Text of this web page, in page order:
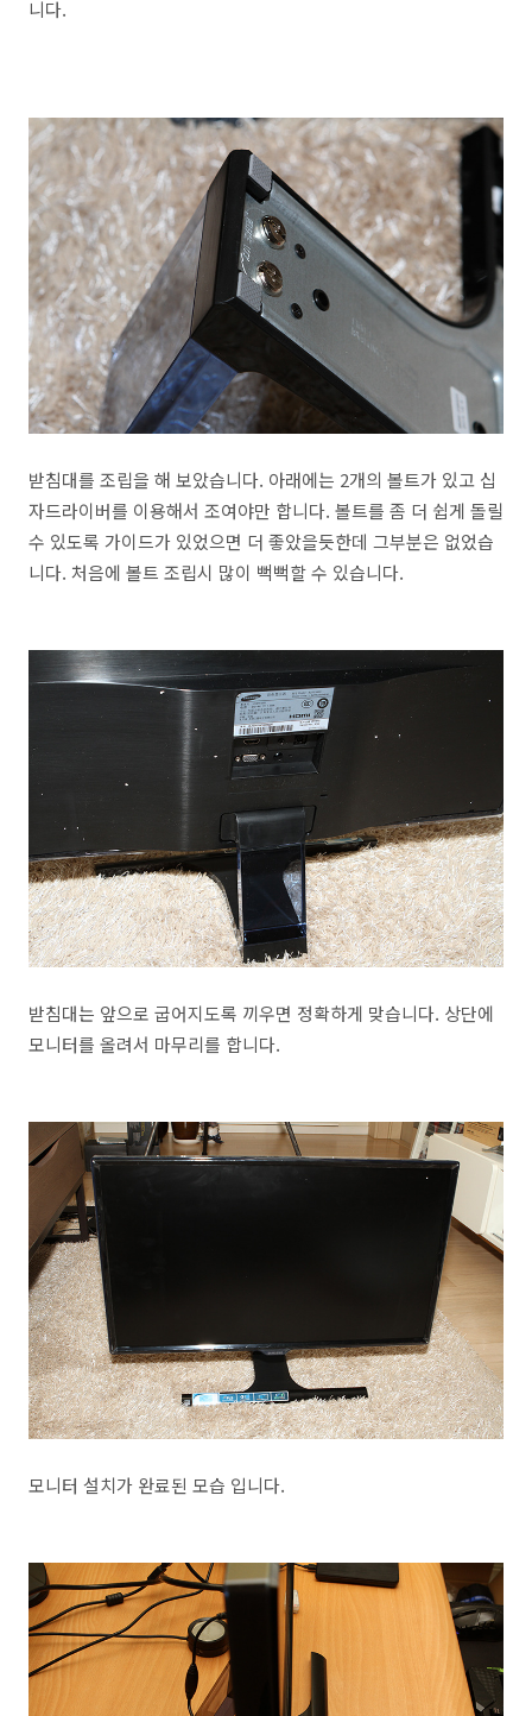
니다.
받침대를 조립을 해 보았습니다. 아래에는 2개의 볼트가 있고 십
자드라이버를 이용해서 조여야만 합니다. 볼트를 좀 더 쉽게 돌릴
수 있도록 가이드가 있었으면 더 좋았을듯한데 그부분은 없었습
니다. 처음에 볼트 조립시 많이 뻑뻑할 수 있습니다.
받침대는 앞으로 굽어지도록 끼우면 정확하게 맞습니다. 상단에
모니터를 올려서 마무리를 합니다.
모니터 설치가 완료된 모습 입니다.